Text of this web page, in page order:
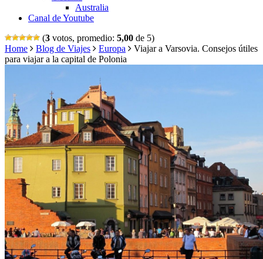
Australia
Canal de Youtube
(3 votos, promedio: 5,00 de 5)
Home
Blog de Viajes Europa
Viajar a Varsovia. Consejos útiles
para viajar a la capital de Polonia